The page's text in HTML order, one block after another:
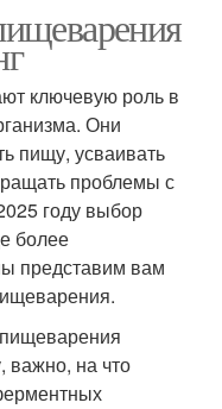
ключевую роль в
Они
пищу, усваивать
проблемы с
году выбор
более
представим вам
важно, на что